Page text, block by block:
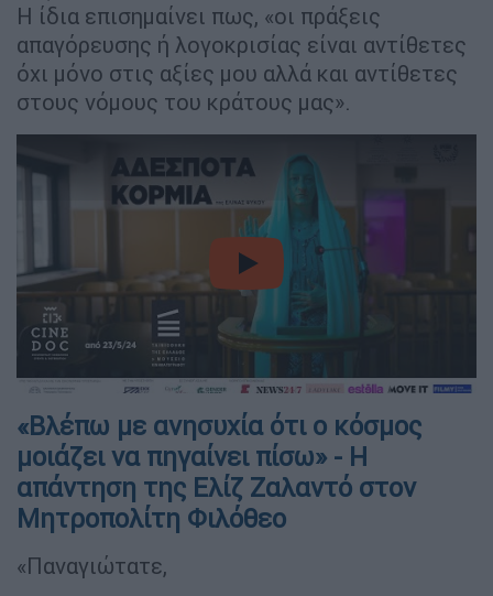
Η ίδια επισημαίνει πως, «οι πράξεις
απαγόρευσης ή λογοκρισίας είναι αντίθετες
όχι μόνο στις αξίες μου αλλά και αντίθετες
στους νόμους του κράτους μας».
video
«Βλέπω με ανησυχία ότι ο κόσμος
μοιάζει να πηγαίνει πίσω» - Η
απάντηση της Ελίζ Ζαλαντό στον
Μητροπολίτη Φιλόθεο
«Παναγιώτατε,